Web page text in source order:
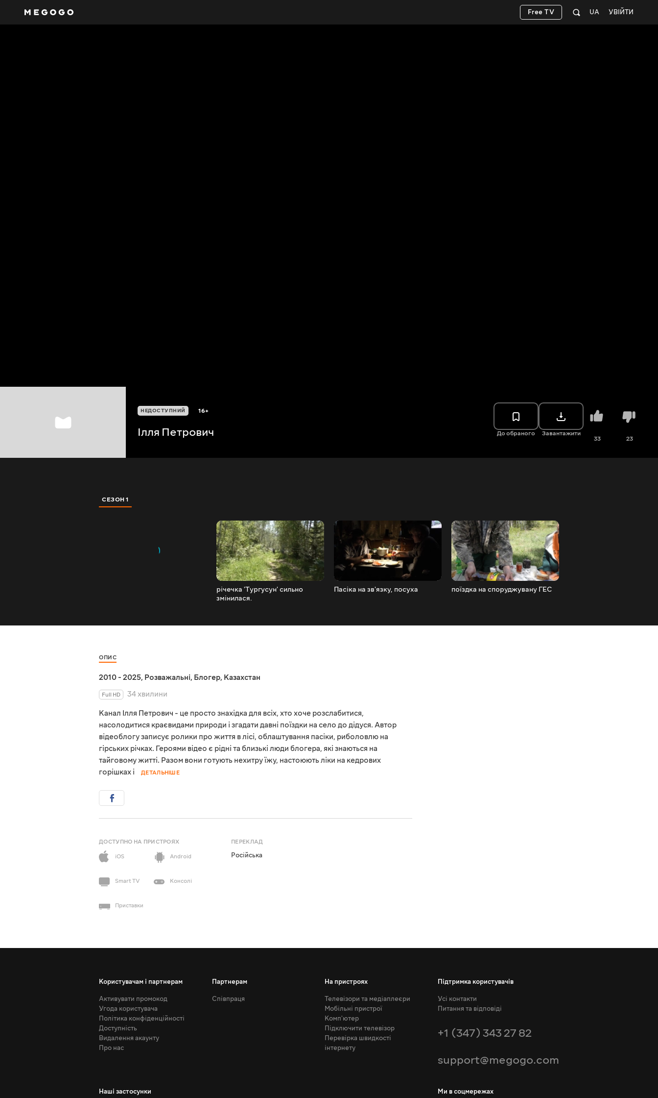
УВІЙТИ
UA
Free TV
НЕДОСТУПНИЙ 16+
Ілля Петрович До обраного Завантажити
33 23
СЕЗОН 1
річечка 'Тургусун' сильно
змінилася.
Пасіка на зв'язку, посуха поїздка на споруджувану ГЕС
ОПИС
2010 - 2025, Розважальні, Блогер, Казахстан
Full HD
34 хвилини
Канал Ілля Петрович - це просто знахідка для всіх, хто хоче розслабитися,
насолодитися краєвидами природи і згадати давні поїздки на село до дідуся. Автор
відеоблогу записує ролики про життя в лісі, облаштування пасіки, риболовлю на
гірських річках. Героями відео є рідні та близькі люди блогера, які знаються на
тайговому житті. Разом вони готують нехитру їжу, настоюють ліки на кедрових
горішках і
ДЕТАЛЬНІШЕ
ДОСТУПНО НА ПРИСТРОЯХ
iOS
Android
Smart TV Консолі
Приставки
ПЕРЕКЛАД
Російська
Користувачам і партнерам
Активувати промокод
Угода користувача
Політика конфіденційності
Доступність
Видалення акаунту
Про нас
Партнерам
Співпраця
На пристроях
Телевізори та медіаплеєри
Мобільні пристрої
Комп'ютер
Підключити телевізор
Перевірка швидкості
інтернету
Підтримка користувачів
Усі контакти
Питання та відповіді
+1 (347) 343 27 82
support@megogo.com
Наші застосунки Ми в соцмережах